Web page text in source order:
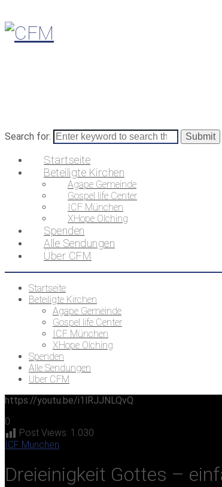
Search for:
Startseite
Beteiligte Kirchen
Agape Gemeinde
Gospel life Center
ICF München
XHope Olching
Spenden
Alle Sendungen
Über CFM
Startseite
Beteiligte Kirchen
Agape Gemeinde
Gospel life Center
ICF München
XHope Olching
Spenden
Alle Sendungen
Über CFM
https://youtu.be/i1lRJJNLQvQ
0
Post Views: 1.030
ICF München
Dreieinigkeit Gottes –